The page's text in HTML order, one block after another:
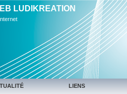
LUDIKREATION
LIENS